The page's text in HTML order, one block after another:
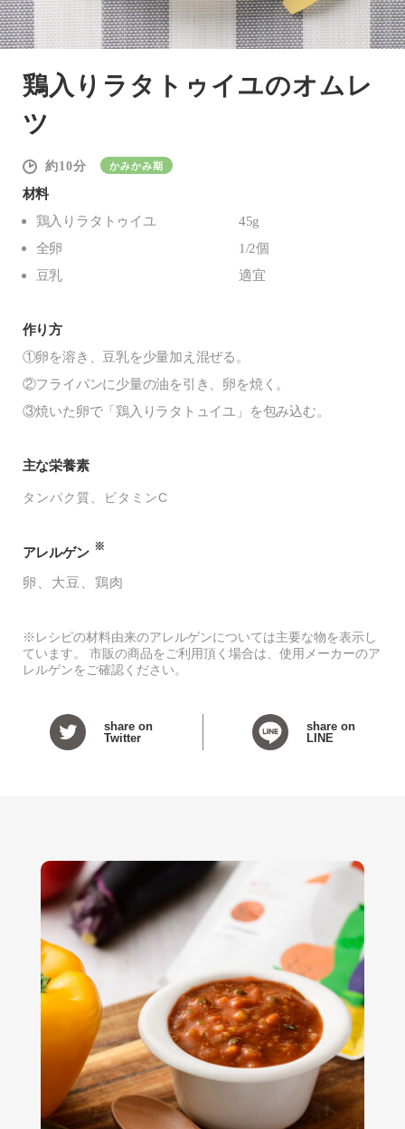
鶏入りラタトゥイユのオムレ
ツ
10 かみかみ期
材料
鶏入りラタトゥイユ 45g
全卵 1/2個
豆乳 適宜
作り方
①卵を溶き、豆乳を少量加え混ぜる。
②フライパンに少量の油を引き、卵を焼く。
③焼いた卵で「鶏入りラタトュイユ」を包み込む。
主な栄養素
タンパク質 ビタミンC
アレルゲン ※
卵 大豆 鶏肉
※レシピの材料由来のアレルゲンについては主要な物を表示し
ています。 市販の商品をご利用頂く場合は、使用メーカーのア
レルゲンをご確認ください。
share on
Twitter
share on
LINE